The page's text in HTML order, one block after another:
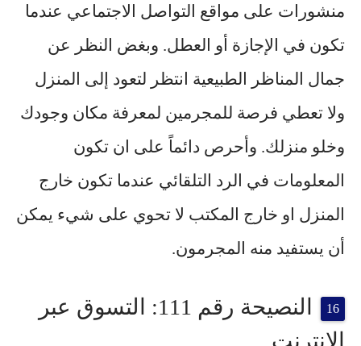
منشورات على مواقع التواصل الاجتماعي عندما
تكون في الإجازة أو العطل. وبغض النظر عن
جمال المناظر الطبيعية انتظر لتعود إلى المنزل
ولا تعطي فرصة للمجرمين لمعرفة مكان وجودك
وخلو منزلك. وأحرص دائماً على ان تكون
المعلومات في الرد التلقائي عندما تكون خارج
المنزل او خارج المكتب لا تحوي على شيء يمكن
أن يستفيد منه المجرمون.
النصيحة رقم 111: التسوق عبر